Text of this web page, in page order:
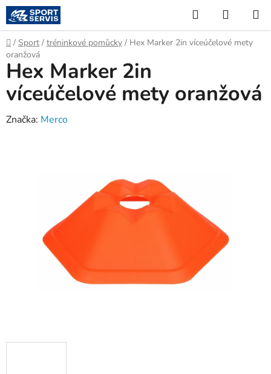
Přejít
na
obsah
Hledat
KOŠÍK
Domů
/ Sport / tréninkové pomůcky / Hex Marker 2in víceúčelové mety
oranžová
Hex Marker 2in
víceúčelové mety oranžová
Značka: Merco